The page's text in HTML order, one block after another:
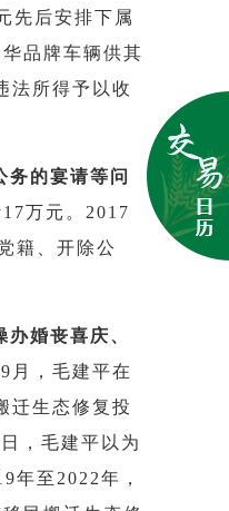
先后安排下属
品牌车辆供其
法所得予以收
务的宴请等问
万元。2017
籍、开除公
婚丧喜庆、
月，毛建平在
迁生态修复投
，毛建平以为
年至2022年，